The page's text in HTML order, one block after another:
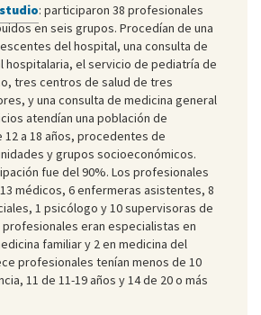
: participaron 38 profesionales
en seis grupos. Procedían de una
del hospital, una consulta de
hospitalaria, el servicio de pediatría de
tres centros de salud de tres
y una consulta de medicina general
atendían una población de
a 18 años, procedentes de
y grupos socioeconómicos.
fue del 90%. Los profesionales
médicos, 6 enfermeras asistentes, 8
1 psicólogo y 10 supervisoras de
eran especialistas en
familiar y 2 en medicina del
profesionales tenían menos de 10
11 de 11-19 años y 14 de 20 o más